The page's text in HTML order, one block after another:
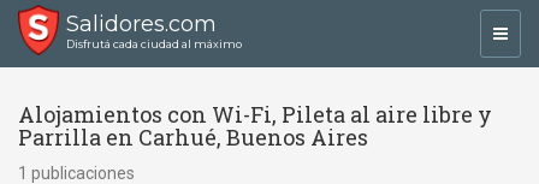
Salidores.com
Disfrutá cada ciudad al máximo
Alojamientos con Wi-Fi, Pileta al aire libre y
Parrilla en Carhué, Buenos Aires
1 publicaciones